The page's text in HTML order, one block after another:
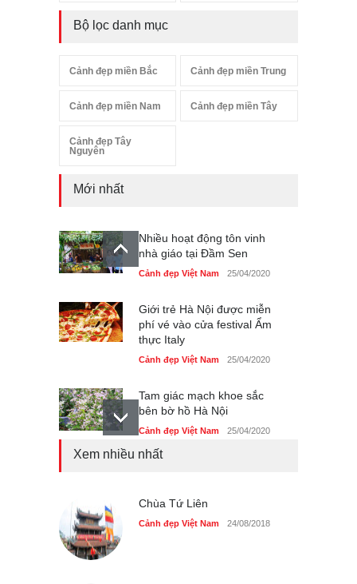
Bộ lọc danh mục
Cảnh đẹp miền Bắc Cảnh đẹp miền Trung
Cảnh đẹp miền Nam Cảnh đẹp miền Tây
Cảnh đẹp Tây
Nguyên
Mới nhất
Nhiều hoạt động tôn vinh
nhà giáo tại Đầm Sen
Cảnh đẹp Việt Nam 25/04/2020
Giới trẻ Hà Nội được miễn
phí vé vào cửa festival Ẩm
thực Italy
Cảnh đẹp Việt Nam 25/04/2020
Tam giác mạch khoe sắc
bên bờ hồ Hà Nội
Cảnh đẹp Việt Nam 25/04/2020
Cảnh đẹp Việt Nam
Xem nhiều nhất
Chùa Tứ Liên
Cảnh đẹp Việt Nam 24/08/2018